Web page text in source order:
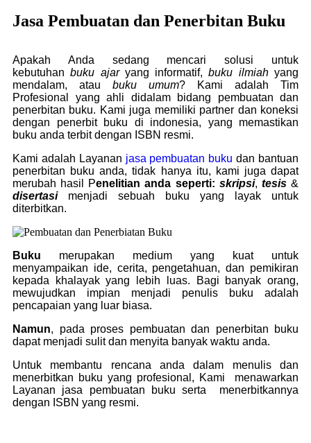
Jasa Pembuatan dan Penerbitan Buku
Apakah Anda sedang mencari solusi untuk
kebutuhanbuku ajaryang informatif,buku ilmiahyang
mendalam, atau buku umum? Kami adalah Tim
Profesional yang ahli didalam bidang pembuatan dan
penerbitan buku. Kami juga memiliki partner dan koneksi
dengan penerbit buku di indonesia, yang memastikan
buku anda terbit dengan ISBN resmi.
Kami adalah Layanan jasa pembuatan buku dan bantuan
penerbitan buku anda, tidak hanya itu, kami juga dapat
merubah hasil Penelitian anda seperti: skripsi, tesis&
disertasimenjadi sebuah buku yang layak untuk
diterbitkan.
Buku merupakan medium yang kuat untuk
menyampaikan ide, cerita, pengetahuan, dan pemikiran
kepada khalayak yang lebih luas. Bagi banyak orang,
mewujudkan impian menjadi penulis buku adalah
pencapaian yang luar biasa.
Namun, pada proses pembuatan dan penerbitan buku
dapat menjadi sulit dan menyita banyak waktu anda.
Untuk membantu rencana anda dalam menulis dan
menerbitkan buku yang profesional, Kami menawarkan
Layanan jasa pembuatan buku serta menerbitkannya
dengan ISBN yang resmi.